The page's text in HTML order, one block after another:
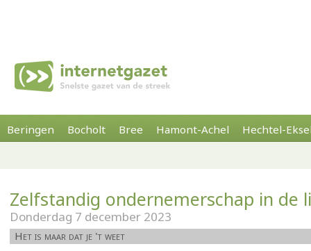
Beringen Bocholt Bree Hamont-Achel Hechtel-
Zelfstandig ondernemerschap in de
Donderdag 7 december 2023
Het is maar dat je 't weet